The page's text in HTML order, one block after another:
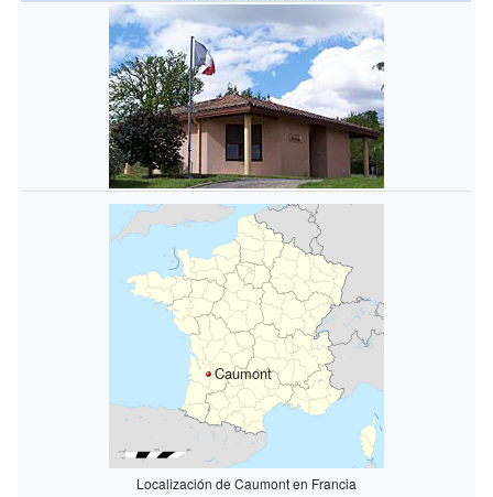
Caumont
Localización de Caumont en Francia